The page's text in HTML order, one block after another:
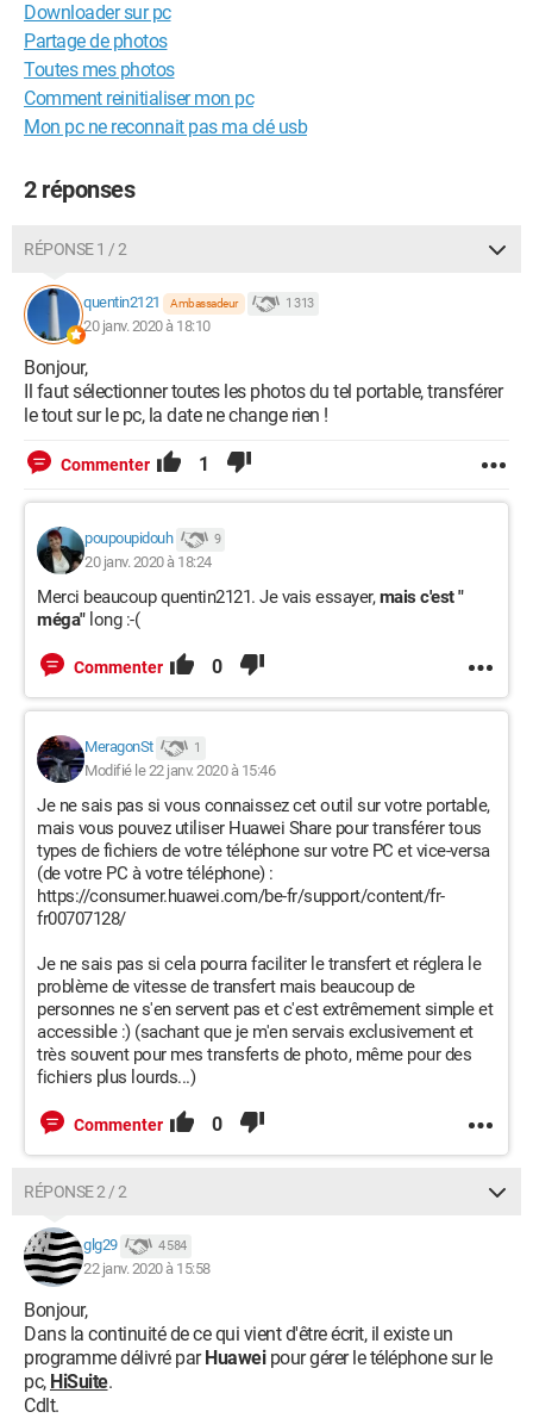
Downloader sur pc
Partage de photos
Toutes mes photos
Comment reinitialiser mon pc
Mon pc ne reconnait pas ma clé usb
2 réponses
RÉPONSE 1 / 2
quentin2121 Ambassadeur 1 313
20 janv. 2020 à 18:10
Bonjour,
Il faut sélectionner toutes les photos du tel portable, transférer
le tout sur le pc, la date ne change rien !
Commenter 1
poupoupidouh 9
20 janv. 2020 à 18:24
Merci beaucoup quentin2121. Je vais essayer,mais c'est "
méga"long :-(
Commenter 0
MeragonSt 1
Modifié le 22 janv. 2020 à 15:46
Je ne sais pas si vous connaissez cet outil sur votre portable,
mais vous pouvez utiliser Huawei Share pour transférer tous
types de fichiers de votre téléphone sur votre PC et vice-versa
(de votre PC à votre téléphone) :
https://consumer.huawei.com/be-fr/support/content/fr-
fr00707128/
Je ne sais pas si cela pourra faciliter le transfert et réglera le
problème de vitesse de transfert mais beaucoup de
personnes ne s'en servent pas et c'est extrêmement simple et
accessible :) (sachant que je m'en servais exclusivement et
très souvent pour mes transferts de photo, même pour des
fichiers plus lourds...)
Commenter 0
RÉPONSE 2 / 2
glg29 4 584
22 janv. 2020 à 15:58
Bonjour,
Dans la continuité de ce qui vient d'être écrit, il existe un
programme délivré parHuaweipour gérer le téléphone sur le
pc, HiSuite.
Cdlt.